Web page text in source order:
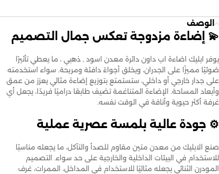
الوصف
💫 إضاءة مزدوجة تعكس جمال التصميم
يوفر ابليك اضاءة اب داون دائرة معدن اسود , ذهبي ، ما يعطي تأثيرًا
ضوئيًا مميزًا على الجدران، ويخلق أجواءً دافئة ومريحة. سواء استخدمته
على جدار خارجي أو داخلي، ستستمتع بتوزيع إضاءة مثالي يعزز من عمق
وأبعاد المساحة. الإضاءة المتناغمة تضيف طابعًا دراميًا فريدًا، يجعل أي
غرفة أكثر حيوية وأناقة في الوقت نفسه.
⚙️ جودة عالية بلمسة عصرية عملية
صنع الابليك من معدن متين مقاوم للصدأ والتآكل، ما يجعله مناسبًا
للاستخدام في البيئات الداخلية والخارجية على حد سواء. التصميم
المودرن الثنائي يجعله مثاليًا للاستخدام في المداخل، الممرات، غرف